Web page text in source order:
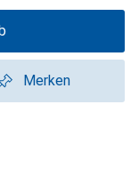
Merken